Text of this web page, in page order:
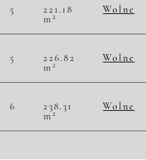
5
221.18
m 2
Wolne
5
226.82
m 2
Wolne
6
238.31
m 2
Wolne